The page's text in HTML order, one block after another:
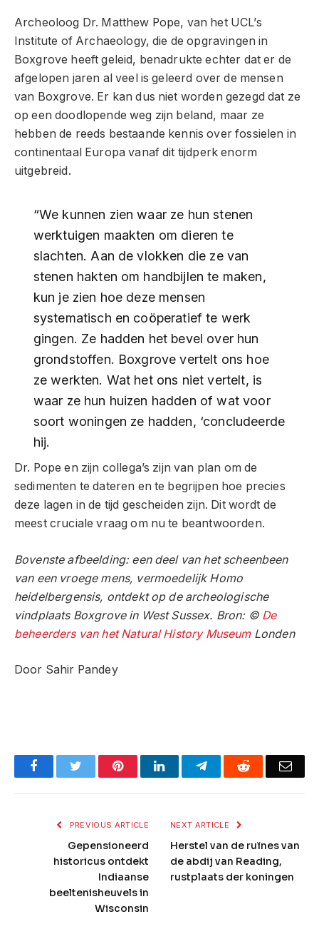
Archeoloog Dr. Matthew Pope, van het UCL’s
Institute of Archaeology, die de opgravingen in
Boxgrove heeft geleid, benadrukte echter dat er de
afgelopen jaren al veel is geleerd over de mensen
van Boxgrove. Er kan dus niet worden gezegd dat ze
op een doodlopende weg zijn beland, maar ze
hebben de reeds bestaande kennis over fossielen in
continentaal Europa vanaf dit tijdperk enorm
uitgebreid.
“We kunnen zien waar ze hun stenen
werktuigen maakten om dieren te
slachten. Aan de vlokken die ze van
stenen hakten om handbijlen te maken,
kun je zien hoe deze mensen
systematisch en coöperatief te werk
gingen. Ze hadden het bevel over hun
grondstoffen. Boxgrove vertelt ons hoe
ze werkten. Wat het ons niet vertelt, is
waar ze hun huizen hadden of wat voor
soort woningen ze hadden, ‘concludeerde
hij.
Dr. Pope en zijn collega’s zijn van plan om de
sedimenten te dateren en te begrijpen hoe precies
deze lagen in de tijd gescheiden zijn. Dit wordt de
meest cruciale vraag om nu te beantwoorden.
Bovenste afbeelding: een deel van het scheenbeen
van een vroege mens, vermoedelijk Homo
heidelbergensis, ontdekt op de archeologische
vindplaats Boxgrove in West Sussex. Bron: © De
beheerders van het Natural History Museum Londen
Door Sahir Pandey
FacebookTwitter PinterestLinkedInTelegramReddit
PREVIOUS ARTICLE
Gepensioneerd
historicus ontdekt
Indiaanse
beeltenisheuvels in
Wisconsin
NEXT ARTICLE
Herstel van de ruïnes van
de abdij van Reading,
rustplaats der koningen